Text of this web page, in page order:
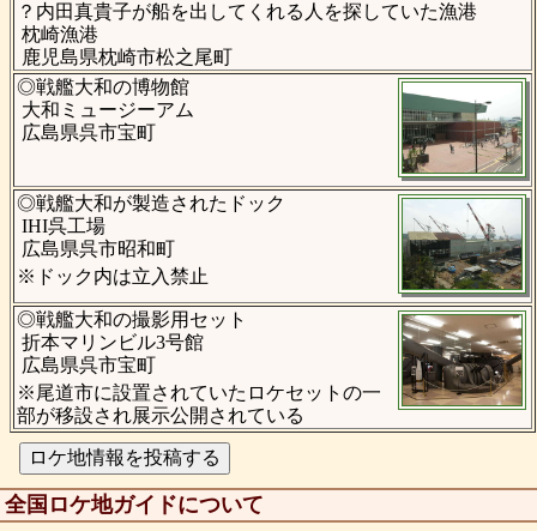
？内田真貴子が船を出してくれる人を探していた漁港
枕崎漁港
鹿児島県枕崎市松之尾町
◎戦艦大和の博物館
大和ミュージーアム
広島県呉市宝町
◎戦艦大和が製造されたドック
IHI呉工場
広島県呉市昭和町
※ドック内は立入禁止
◎戦艦大和の撮影用セット
折本マリンビル3号館
広島県呉市宝町
※尾道市に設置されていたロケセットの一
部が移設され展示公開されている
全国ロケ地ガイドについて